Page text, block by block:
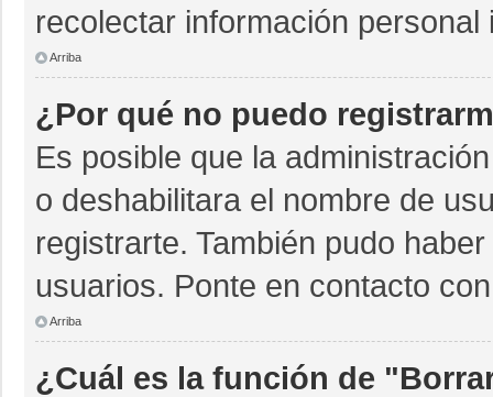
recolectar información
Arriba
¿Por qué no puedo
Es posible que la
o deshabilitara el nombre de
registrarte. También pudo
usuarios. Ponte en contacto
Arriba
¿Cuál es la función de